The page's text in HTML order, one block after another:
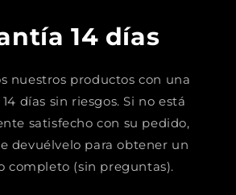
14 días
nuestros productos con una
días sin riesgos. Si no está
satisfecho con su pedido,
devuélvelo para obtener un
completo (sin preguntas).